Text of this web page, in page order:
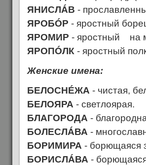
ЯНИСЛÁВ -
ЯРОБÓР - яростный
ЯРОМИР - яростный на
ЯРОПÓЛК - яростный
Женские имена:
БЕЛОСНÉЖА - чистая,
БЕЛОЯРА - светлоярая.
БЛАГОРОДА -
БОЛЕСЛÁВА -
БОРИМИРА - борющаяся
БОРИСЛÁВА -